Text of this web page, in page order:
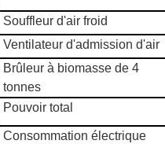
Souffleur d'air froid
Ventilateur d'admission d'air
Brûleur à biomasse de 4
tonnes
Pouvoir total
Consommation électrique